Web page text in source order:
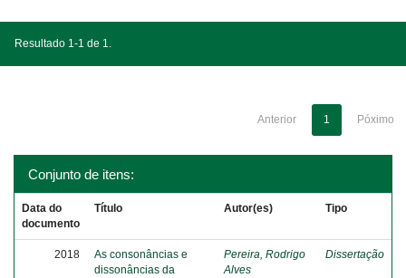
Resultado 1-1 de 1.
Anterior 1 Póximo
Conjunto de itens:
Data do
documento
Título Autor(es) Tipo
2018
As consonâncias e
dissonâncias da
Pereira, Rodrigo
Alves
Dissertação